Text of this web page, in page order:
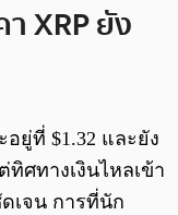
XRP ยัง
ยู่ที่ $1.32 และยัง
ศทางเงินไหลเข้า
เจน การที่นัก